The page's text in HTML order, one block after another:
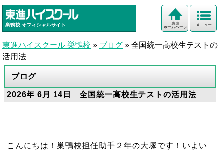
巣鴨校 オフィシャルサイト メニュー
東進
ホームページ
東進ハイスクール 巣鴨校 » ブログ » 全国統一高校生テストの
活用法
ブログ
2026年 6月 14日 全国統一高校生テストの活用法
こんにちは！巣鴨校担任助手２年の大塚です！いよい